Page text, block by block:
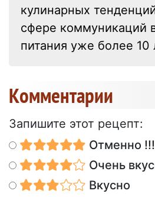
кулинарных
сфере коммуникаций
питания уже более 10
Kомментарии
Запишите этот рецепт:
Отменно !!!
Очень
Вкусно